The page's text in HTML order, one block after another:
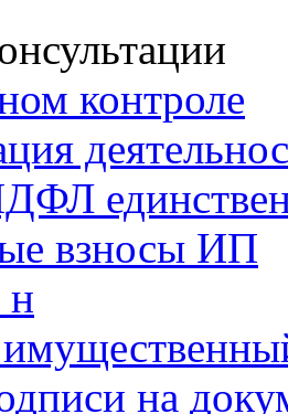
контроле
взносы ИП
н
на